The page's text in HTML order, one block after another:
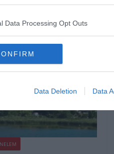
Data Processing Opt Outs
Data Deletion Data